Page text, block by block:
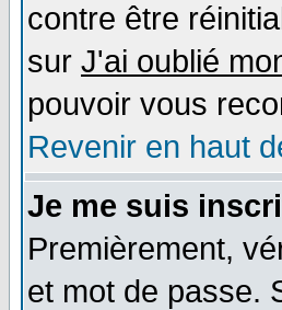
contre être
sur J'ai oublié
pouvoir vous
Revenir en haut
Je me suis
Premièrement,
et mot de passe.